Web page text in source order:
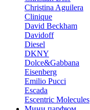
Christina Aguilera
Clinique
David Beckham
Davidoff
Diesel
DKNY
Dolce&Gabbana
Eisenberg
Emilio Pucci
Escada
Escentric Molecules